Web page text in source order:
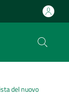
del nuovo